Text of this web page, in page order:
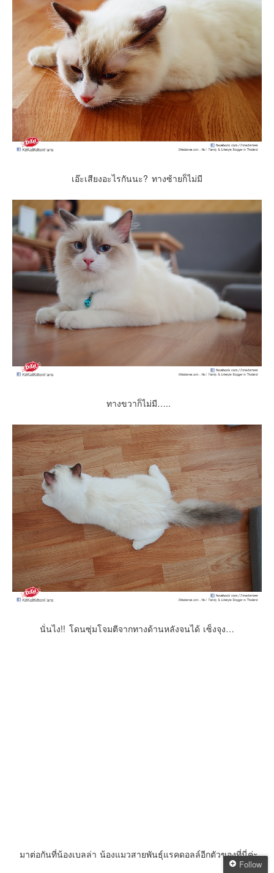
เอ๊ะเสียงอะไรกันนะ? ทางซ้ายก็ไม่มี
ทางขวาก็ไม่มี…..
นั่นไง!! โดนซุ่มโจมตีจากทางด้านหลังจนได้ เซ็งจุง…
มาต่อกันที่น้องเบลล่า น้องแมวสายพันธุ์แรคดอลล์อีกตัวของที่นี่ค่ะ
Follow